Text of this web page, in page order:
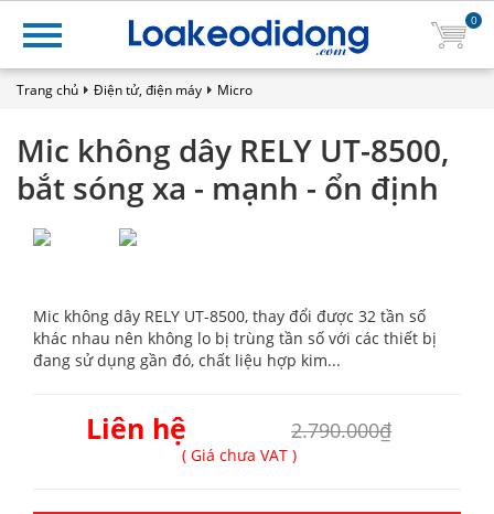
0
Trang chủ Điện tử, điện máy Micro
Mic không dây RELY UT-8500,
bắt sóng xa - mạnh - ổn định
Mic không dây RELY UT-8500, thay đổi được 32 tần số
khác nhau nên không lo bị trùng tần số với các thiết bị
đang sử dụng gần đó, chất liệu hợp kim...
Liên hệ 2.790.000₫
( Giá chưa VAT )